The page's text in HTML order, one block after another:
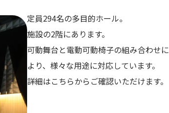
定員294名の多目的ホール。
施設の2階にあります。
可動舞台と電動可動椅子の組み合わせに
より、様々な用途に対応しています。
詳細はこちらからご確認いただけます。